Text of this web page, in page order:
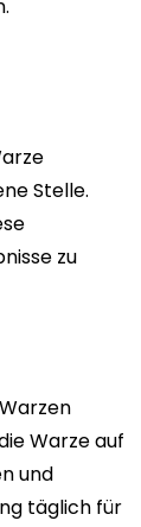
Stelle.
zu
Warze auf
und
täglich für